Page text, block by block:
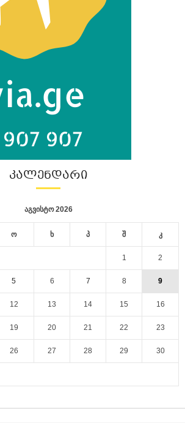
ᲙᲐᲚᲔᲜᲓᲐᲠᲘ
აგვისტო 2026
ო ხ პ შ კ
1 2
5 6 7 8 9
12 13 14 15 16
19 20 21 22 23
26 27 28 29 30